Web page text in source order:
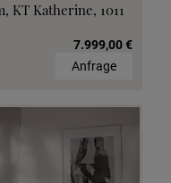
KT Katherine, 1011
7.999,00 €
Anfrage